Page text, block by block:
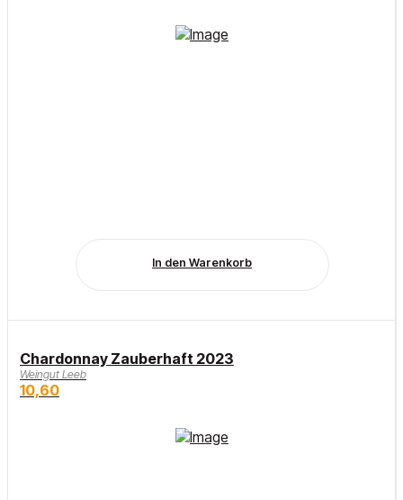
In den Warenkorb
Chardonnay Zauberhaft 2023
Weingut Leeb
10,60